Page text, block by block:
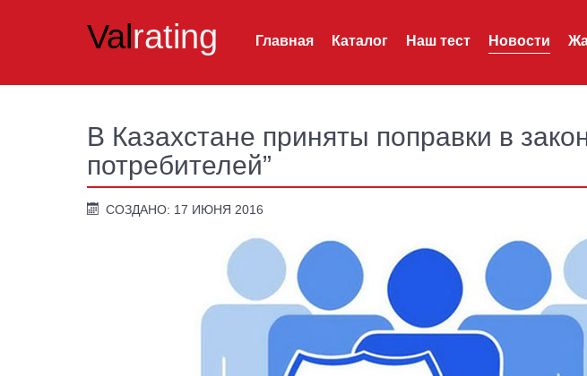
Valrating Главная Каталог Наш тест Новости
В Казахстане приняты поправки в
потребителей”
СОЗДАНО: 17 ИЮНЯ 2016